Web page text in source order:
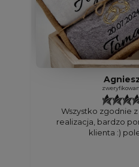
Wszystko zgodnie
realizacja, bardzo
klienta :)